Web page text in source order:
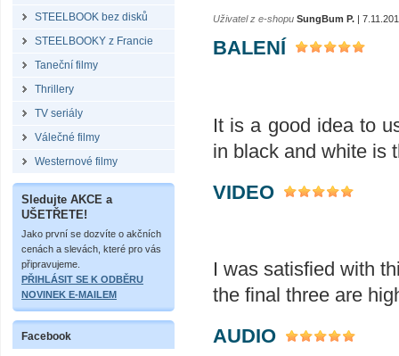
STEELBOOK bez disků
STEELBOOKY z Francie
Taneční filmy
Thrillery
TV seriály
Válečné filmy
Westernové filmy
Sledujte AKCE a
UŠETŘETE!
Jako první se dozvíte o akčních
cenách a slevách, které pro vás
připravujeme.
PŘIHLÁSIT SE K ODBĚRU
NOVINEK E-MAILEM
Facebook
Uživatel z e-shopu SungBum P. |
BALENÍ
It is a good idea to
in black and white is
VIDEO
I was satisfied with
the final three are
AUDIO